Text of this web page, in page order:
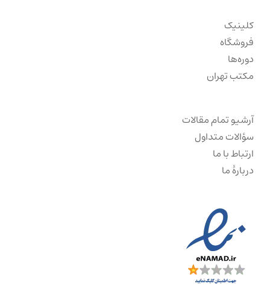
کلینیک
فروشگاه
دوره‌ها
مکتب تهران
آرشیو تمام مقالات
سؤالات متداول
ارتباط با ما
دربارهٔ ما